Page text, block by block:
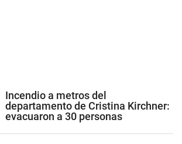
Incendio a metros del
departamento de Cristina Kirchner:
evacuaron a 30 personas